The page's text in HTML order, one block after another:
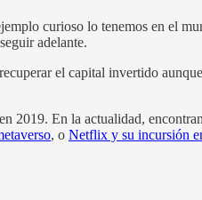
curioso lo tenemos en el
adelante.
el capital invertido
2019. En la actualidad,
, o Netflix y su incursión